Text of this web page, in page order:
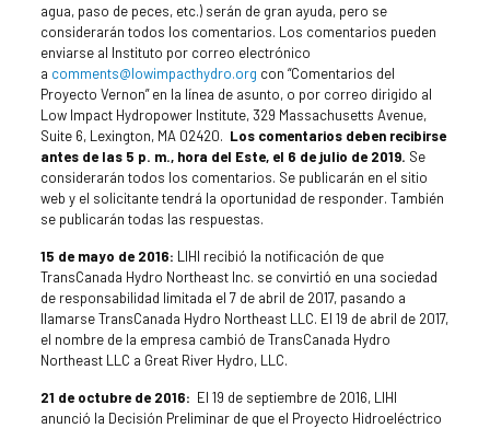
agua, paso de peces, etc.) serán de gran ayuda, pero se
considerarán todos los comentarios. Los comentarios pueden
enviarse al Instituto por correo electrónico
a comments@lowimpacthydro.org con “Comentarios del
Proyecto Vernon” en la línea de asunto, o por correo dirigido al
Low Impact Hydropower Institute, 329 Massachusetts Avenue,
Suite 6, Lexington, MA 02420. Los comentarios deben recibirse
antes de las 5 p. m., hora del Este, el 6 de julio de 2019. Se
considerarán todos los comentarios. Se publicarán en el sitio
web y el solicitante tendrá la oportunidad de responder. También
se publicarán todas las respuestas.
15 de mayo de 2016: LIHI recibió la notificación de que
TransCanada Hydro Northeast Inc. se convirtió en una sociedad
de responsabilidad limitada el 7 de abril de 2017, pasando a
llamarse TransCanada Hydro Northeast LLC. El 19 de abril de 2017,
el nombre de la empresa cambió de TransCanada Hydro
Northeast LLC a Great River Hydro, LLC.
21 de octubre de 2016: El 19 de septiembre de 2016, LIHI
anunció la Decisión Preliminar de que el Proyecto Hidroeléctrico